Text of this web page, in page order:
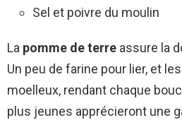
Sel et poivre du moulin
La pomme de terre assure la
Un peu de farine pour lier, et
moelleux, rendant chaque
plus jeunes apprécieront une